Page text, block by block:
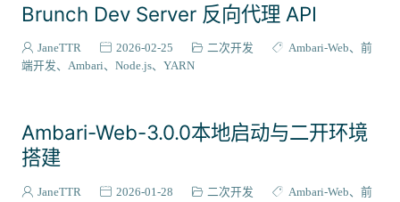
RPM 国产化适配 Flink 源码解析
Bigtop-select Ubuntu WebApp OpenAPI 监控运维
Rocky Linux Grafana
DolphinScheduler Doris Hudi Ozone Paimon
Superset
Brunch Dev Server 反向代理 API
JaneTTR 2026-02-25 二次开发 Ambari-Web
前
端开发
Ambari Node.js YARN
Ambari-Web-3.0.0本地启动与二开环境
搭建
JaneTTR 2026-01-28 二次开发 Ambari-Web
前